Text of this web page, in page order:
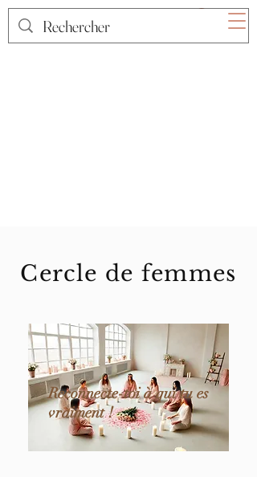
Cercle de femmes
Reconnecte-toi à qui tu es
vraiment !